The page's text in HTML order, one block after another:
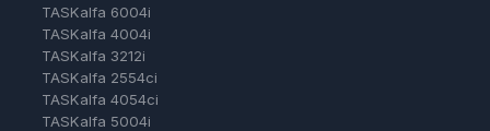
TASKalfa 6004i
TASKalfa 4004i
TASKalfa 3212i
TASKalfa 2554ci
TASKalfa 4054ci
TASKalfa 5004i